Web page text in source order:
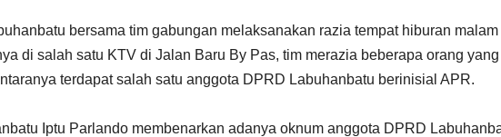
bersama tim gabungan melaksanakan razia tempat hiburan malam
di salah satu KTV di Jalan Baru By Pas, tim merazia beberapa orang yang
terdapat salah satu anggota DPRD Labuhanbatu berinisial APR.
Iptu Parlando membenarkan adanya oknum anggota DPRD